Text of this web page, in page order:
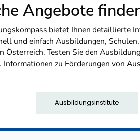
Angebote
bietet Ihnen detaillierte
und einfach Ausbildungen,
Österreich. Testen Sie den
Informationen zu Förderungen von
Ausbildungsinstitute